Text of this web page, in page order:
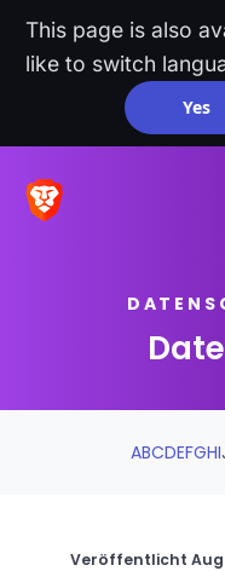
This page is also
like to switch
Yes
ABCDEFGHI
Veröffentlicht